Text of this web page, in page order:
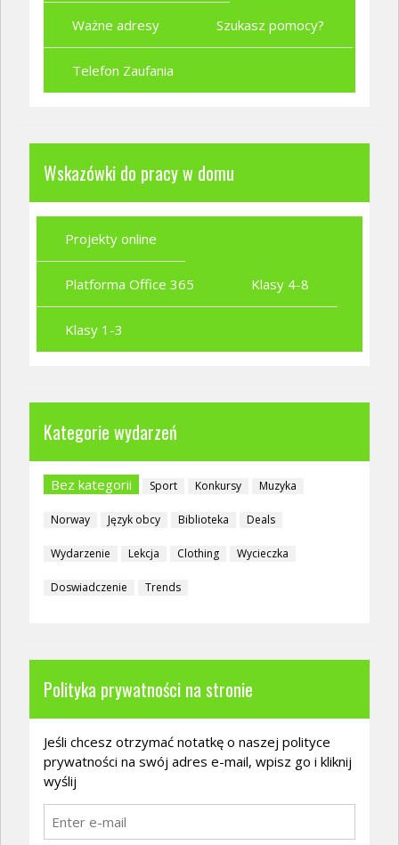
Ważne adresy Szukasz pomocy?
Telefon Zaufania
Wskazówki do pracy w domu
Projekty online
Platforma Office 365 Klasy 4-8
Klasy 1-3
Kategorie wydarzeń
Bez kategorii Sport Konkursy Muzyka
Norway Język obcy Biblioteka Deals
Wydarzenie Lekcja Clothing Wycieczka
Doswiadczenie Trends
Polityka prywatności na stronie
Jeśli chcesz otrzymać notatkę o naszej polityce
prywatności na swój adres e-mail, wpisz go i kliknij
wyślij